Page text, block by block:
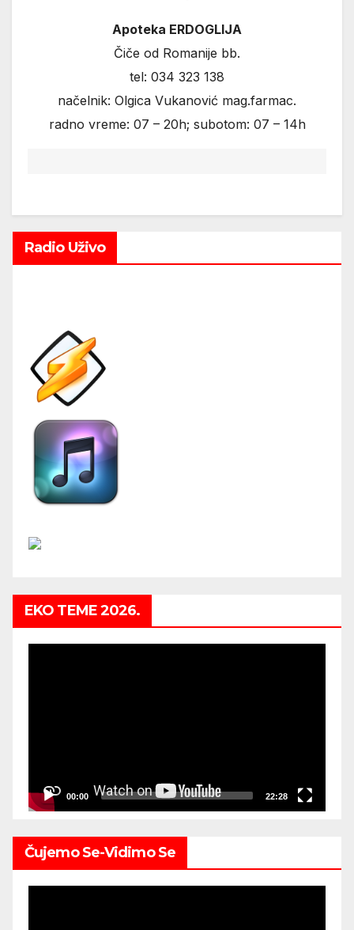
Apoteka ERDOGLIJA
Čiče od Romanije bb.
tel: 034 323 138
načelnik: Olgica Vukanović mag.farmac.
radno vreme: 07 – 20h; subotom: 07 – 14h
Radio Uživo
EKO TEME 2026.
00:00 22:28
Čujemo Se-Vidimo Se